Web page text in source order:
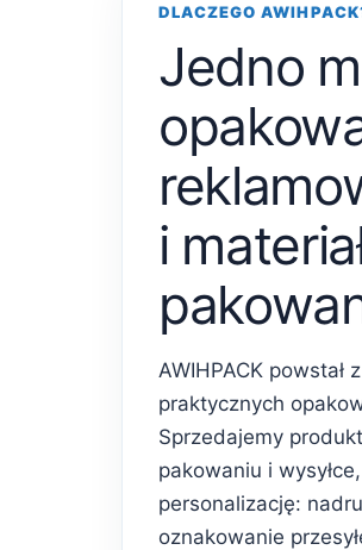
DLACZEGO
Jedno
i
AWIHPACK
praktycznych
Sprzedajemy
pakowaniu i
personalizację:
oznakowanie